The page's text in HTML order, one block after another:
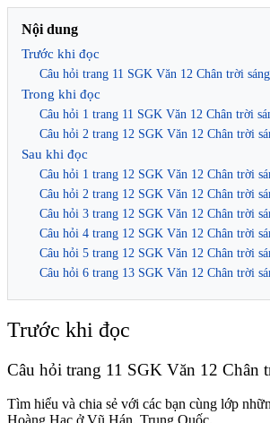
Nội dung
Trước khi đọc
Câu hỏi trang 11 SGK Văn 12 Chân trời
Trong khi đọc
Câu hỏi 1 trang 11 SGK Văn 12 Chân trời
Câu hỏi 2 trang 12 SGK Văn 12 Chân trời
Sau khi đọc
Câu hỏi 1 trang 12 SGK Văn 12 Chân trời
Câu hỏi 2 trang 12 SGK Văn 12 Chân trời
Câu hỏi 3 trang 12 SGK Văn 12 Chân trời
Câu hỏi 4 trang 12 SGK Văn 12 Chân trời
Câu hỏi 5 trang 12 SGK Văn 12 Chân trời
Câu hỏi 6 trang 13 SGK Văn 12 Chân trời
Trước khi đọc
Câu hỏi trang 11 SGK Văn 12 Chân
Tìm hiểu và chia sẻ với các bạn cùng lớp